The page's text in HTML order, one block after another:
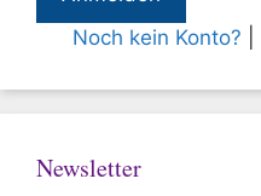
Noch kein Konto?
Newsletter